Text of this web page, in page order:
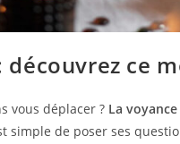
ce
vous déplacer ? La
simple de poser ses